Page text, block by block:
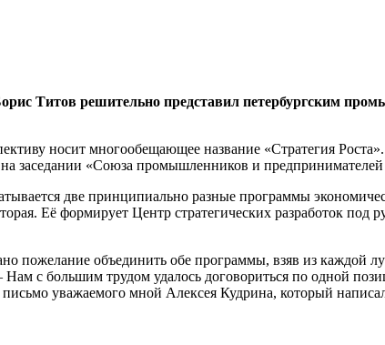
Титов решительно представил петербургским
носит многообещающее название «Стратегия
заседании «Союза промышленников и
две принципиально разные программы
Её формирует Центр стратегических разработок
пожелание объединить обе программы, взяв из каждой
с большим трудом удалось договориться по одной
уважаемого мной Алексея Кудрина, который